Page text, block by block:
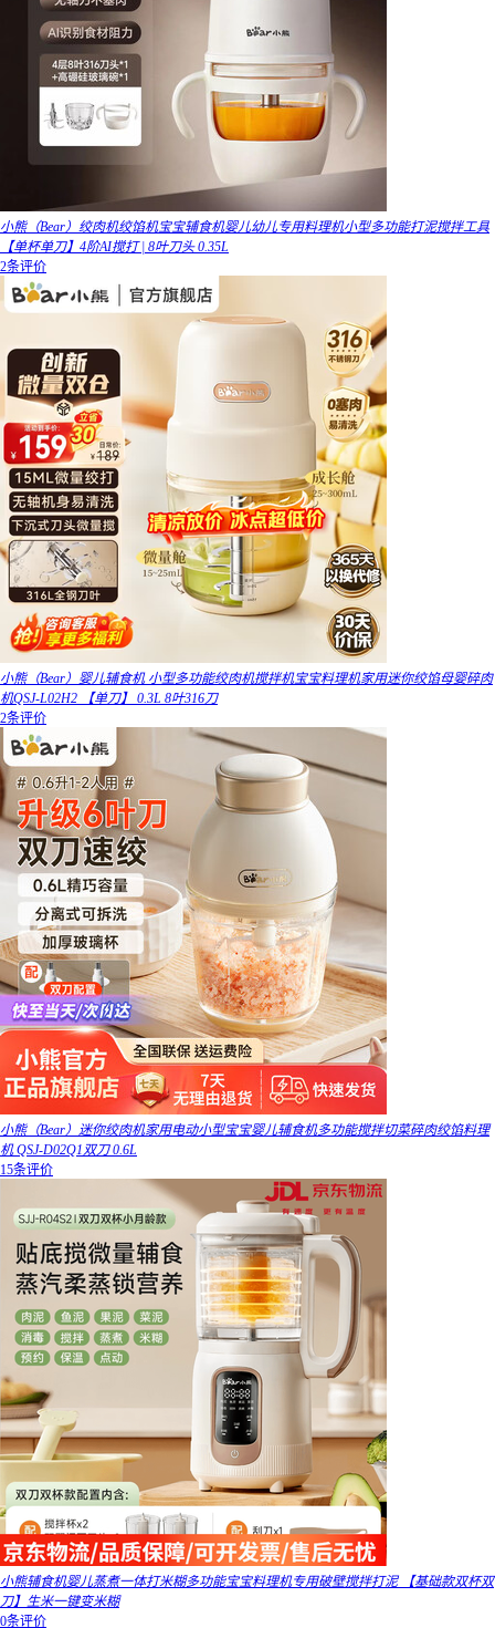
小熊（Bear）绞肉机绞馅机宝宝辅食机婴儿幼儿专用料理机小型多功能打泥搅拌工具
【单杯单刀】4阶AI搅打 | 8叶刀头 0.35L
2条评价
小熊（Bear）婴儿辅食机 小型多功能绞肉机搅拌机宝宝料理机家用迷你绞馅母婴碎肉
机QSJ-L02H2 【单刀】 0.3L 8叶316刀
2条评价
小熊（Bear）迷你绞肉机家用电动小型宝宝婴儿辅食机多功能搅拌切菜碎肉绞馅料理
机 QSJ-D02Q1双刀 0.6L
15条评价
小熊辅食机婴儿蒸煮一体打米糊多功能宝宝料理机专用破壁搅拌打泥 【基础款双杯双
刀】生米一键变米糊
0条评价